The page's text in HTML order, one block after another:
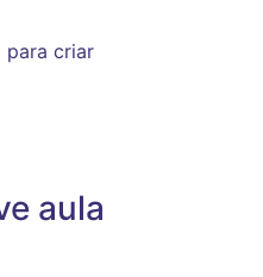
para criar
aula